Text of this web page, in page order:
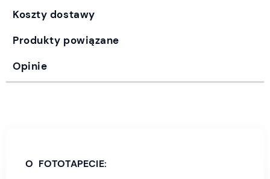
Koszty dostawy
Produkty powiązane
Opinie
O FOTOTAPECIE: